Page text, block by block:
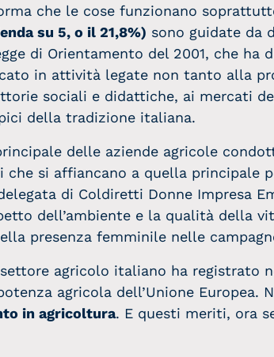
che le cose funzionano
su 5, o il 21,8%) sono guidate da
di Orientamento del 2001, che ha
in attività legate non tanto alla
sociali e didattiche, ai mercati
della tradizione italiana.
delle aziende agricole
si affiancano a quella principale
di Coldiretti Donne Impresa
dell’ambiente e la qualità della
presenza femminile nelle
agricolo italiano ha registrato
agricola dell’Unione Europea.
in agricoltura. E questi meriti, ora